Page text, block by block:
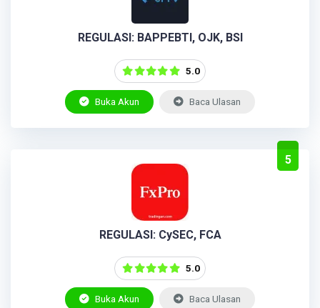
REGULASI: BAPPEBTI, OJK, BSI
5.0
Buka Akun Baca Ulasan
5
REGULASI: CySEC, FCA
5.0
Buka Akun Baca Ulasan